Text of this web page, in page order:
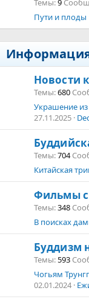
Темы 9
Пути и плоды
Новости
Темы 680
27.11.2025
Темы 704
Китайская
Фильмы с
Темы 348
В поисках
Буддизм
Темы 593
Чогьям
02.01.2024